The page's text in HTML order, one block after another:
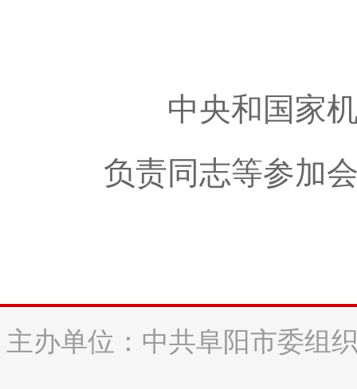
中央和国家机
负责同志等参加
主办单位：中共阜阳市委组